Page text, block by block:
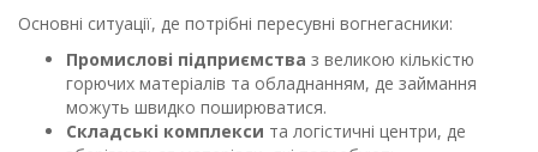
Основні ситуації, де потрібні пересувні вогнегасники:
Промислові підприємства з великою кількістю
горючих матеріалів та обладнанням, де займання
можуть швидко поширюватися.
Складські комплекси та логістичні центри, де